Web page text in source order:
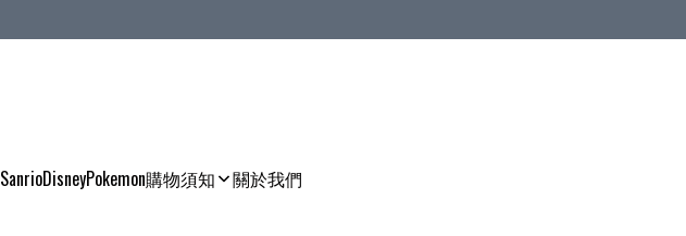
SanrioDisneyPokemon購物須知 關於我們